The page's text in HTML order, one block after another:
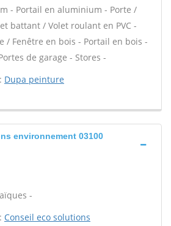
- Portail en aluminium - Porte /
battant / Volet roulant en PVC -
/ Fenêtre en bois - Portail en bois -
de garage - Stores -
Dupa peinture
environnement 03100
-
Conseil eco solutions